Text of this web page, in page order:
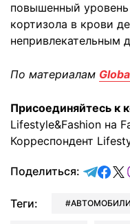
повышенный
кортизола в крови
непривлекательным
По материалам
Присоединяйтесь к
Lifestyle&Fashion на
Корреспондент
Поделиться:
Теги: АВТОМОБИЛИ